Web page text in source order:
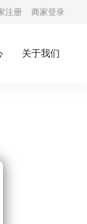
注册 商家登录
关于我们